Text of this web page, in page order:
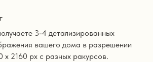
3-4 детализированных
вашего дома в разрешении
х 2160 px с разных ракурсов.